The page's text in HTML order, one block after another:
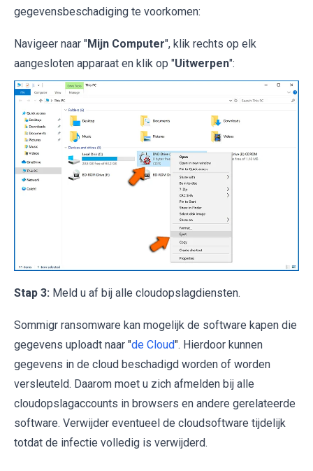
gegevensbeschadiging te voorkomen:
Navigeer naar "Mijn Computer", klik rechts op elk
aangesloten apparaat en klik op "Uitwerpen":
Stap 3: Meld u af bij alle cloudopslagdiensten.
Sommigr ransomware kan mogelijk de software kapen die
gegevens uploadt naar "de Cloud". Hierdoor kunnen
gegevens in de cloud beschadigd worden of worden
versleuteld. Daarom moet u zich afmelden bij alle
cloudopslagaccounts in browsers en andere gerelateerde
software. Verwijder eventueel de cloudsoftware tijdelijk
totdat de infectie volledig is verwijderd.